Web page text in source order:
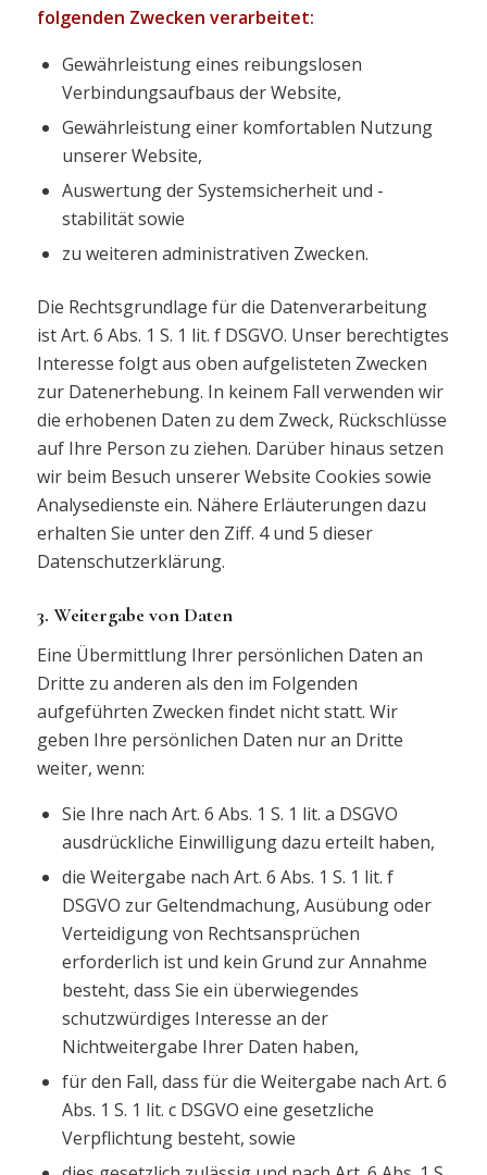
folgenden Zwecken verarbeitet:
Gewährleistung eines reibungslosen
Verbindungsaufbaus der Website,
Gewährleistung einer komfortablen Nutzung
unserer Website,
Auswertung der Systemsicherheit und -
stabilität sowie
zu weiteren administrativen Zwecken.
Die Rechtsgrundlage für die Datenverarbeitung
ist Art. 6 Abs. 1 S. 1 lit. f DSGVO. Unser berechtigtes
Interesse folgt aus oben aufgelisteten Zwecken
zur Datenerhebung. In keinem Fall verwenden wir
die erhobenen Daten zu dem Zweck, Rückschlüsse
auf Ihre Person zu ziehen. Darüber hinaus setzen
wir beim Besuch unserer Website Cookies sowie
Analysedienste ein. Nähere Erläuterungen dazu
erhalten Sie unter den Ziff. 4 und 5 dieser
Datenschutzerklärung.
3. Weitergabe von Daten
Eine Übermittlung Ihrer persönlichen Daten an
Dritte zu anderen als den im Folgenden
aufgeführten Zwecken findet nicht statt. Wir
geben Ihre persönlichen Daten nur an Dritte
weiter, wenn:
Sie Ihre nach Art. 6 Abs. 1 S. 1 lit. a DSGVO
ausdrückliche Einwilligung dazu erteilt haben,
die Weitergabe nach Art. 6 Abs. 1 S. 1 lit. f
DSGVO zur Geltendmachung, Ausübung oder
Verteidigung von Rechtsansprüchen
erforderlich ist und kein Grund zur Annahme
besteht, dass Sie ein überwiegendes
schutzwürdiges Interesse an der
Nichtweitergabe Ihrer Daten haben,
für den Fall, dass für die Weitergabe nach Art. 6
Abs. 1 S. 1 lit. c DSGVO eine gesetzliche
Verpflichtung besteht, sowie